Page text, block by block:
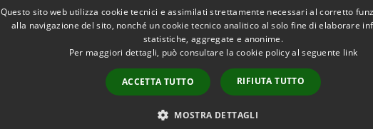
Copyright © 2026 • Comune
Questo sito web utilizza cookie tecnici e assimilati strettamente necessari al corretto
alla navigazione del sito, nonché un cookie tecnico analitico al solo fine di elaborare
statistiche, aggregate e anonime.
Per maggiori dettagli, può consultare la cookie policy al seguente link
ACCETTA TUTTO RIFIUTA TUTTO
MOSTRA DETTAGLI